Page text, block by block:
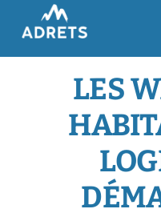
LES